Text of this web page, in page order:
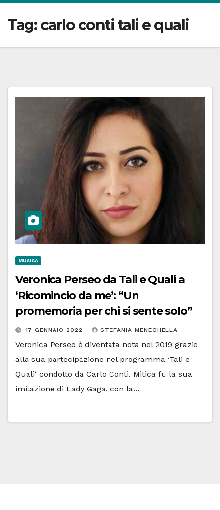
Tag:carlo conti tali e quali
MUSICA
Veronica Perseo da Tali e Quali a
‘Ricomincio da me’: “Un
promemoria per chi si sente solo”
17 GENNAIO 2022 STEFANIA MENEGHELLA
Veronica Perseo è diventata nota nel 2019 grazie
alla sua partecipazione nel programma ‘Tali e
Quali‘ condotto da Carlo Conti. Mitica fu la sua
imitazione di Lady Gaga, con la…